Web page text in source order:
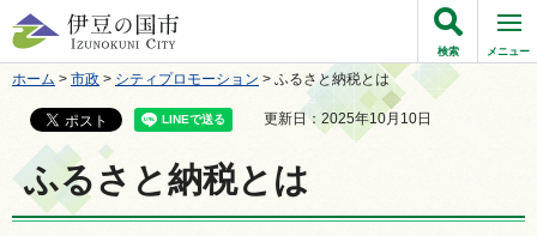
伊豆の国市
検索 メニュー
ホーム > 市政 > シティプロモーション > ふるさと納税とは
更新日：2025年10月10日
ふるさと納税とは